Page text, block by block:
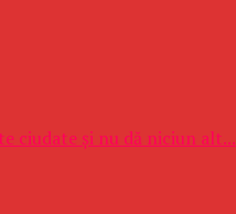
ciudate și nu dă niciun alt...